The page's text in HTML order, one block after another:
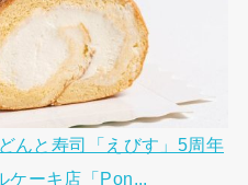
んと寿司「えびす」5周年
ケーキ店「Pon...